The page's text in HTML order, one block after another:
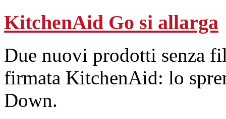
KitchenAid Go si allarga
Due nuovi prodotti senza
firmata KitchenAid: lo
Down.